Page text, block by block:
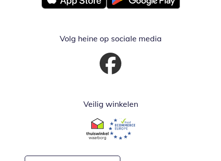
Opent in nieuw vensterOpent in nieuw venster
Volg heine op sociale media
Opent in nieuw venster
Veilig winkelen
Opent in nieuw venster
Opent in nieuw venster